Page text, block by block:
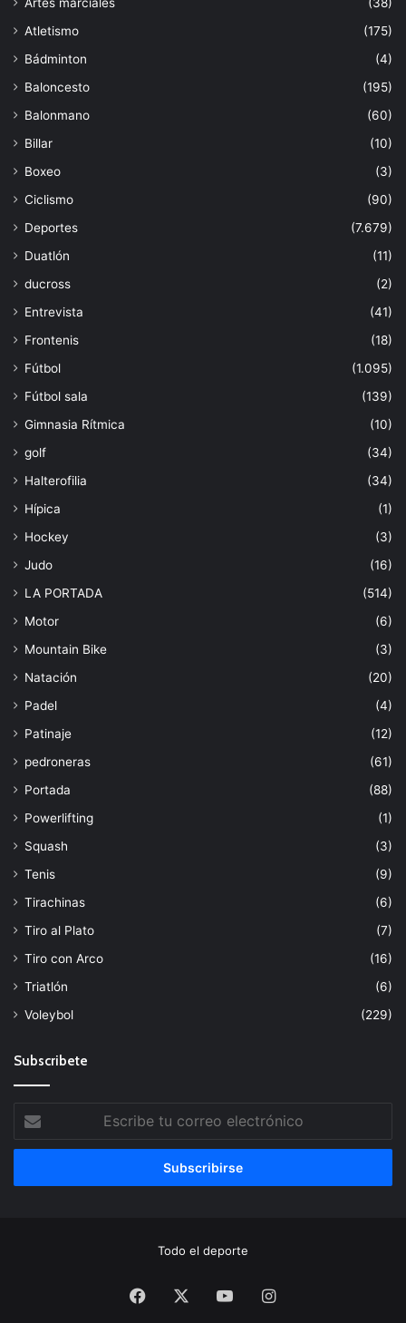
Atletismo
(175)
Bádminton
(4)
Baloncesto
(195)
Balonmano
(60)
Billar
(10)
Boxeo
(3)
Ciclismo
(90)
Deportes
(7.679)
Duatlón
(11)
ducross
(2)
Entrevista
(41)
Frontenis
(18)
Fútbol
(1.095)
Fútbol sala
(139)
Gimnasia Rítmica
(10)
golf
(34)
Halterofilia
(34)
Hípica
(1)
Hockey
(3)
Judo
(16)
LA PORTADA
(514)
Motor
(6)
Mountain Bike
(3)
Natación
(20)
Padel
(4)
Patinaje
(12)
pedroneras
(61)
Portada
(88)
Powerlifting
(1)
Squash
(3)
Tenis
(9)
Tirachinas
(6)
Tiro al Plato
(7)
Tiro con Arco
(16)
Triatlón
(6)
Voleybol
(229)
Subscribete
tu
correo
Todo el deporte
Facebook YouTubeInstagram